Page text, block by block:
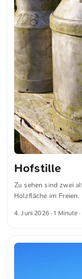
Hofstille
Zu sehen sind zwei
Holzfläche im
von saftig grünen
4. Juni 2026 · 1 Minute